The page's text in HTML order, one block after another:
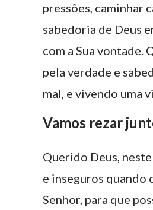
pressões, caminhar
sabedoria de Deus
com a Sua vontade.
pela verdade e
mal, e vivendo uma
Vamos rezar
Querido Deus,
e inseguros quando
Senhor, para que